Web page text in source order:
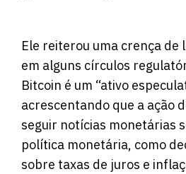
Ele reiterou uma crença de
em alguns círculos
Bitcoin é um “ativo
acrescentando que a ação
seguir notícias monetárias
política monetária, como
sobre taxas de juros e